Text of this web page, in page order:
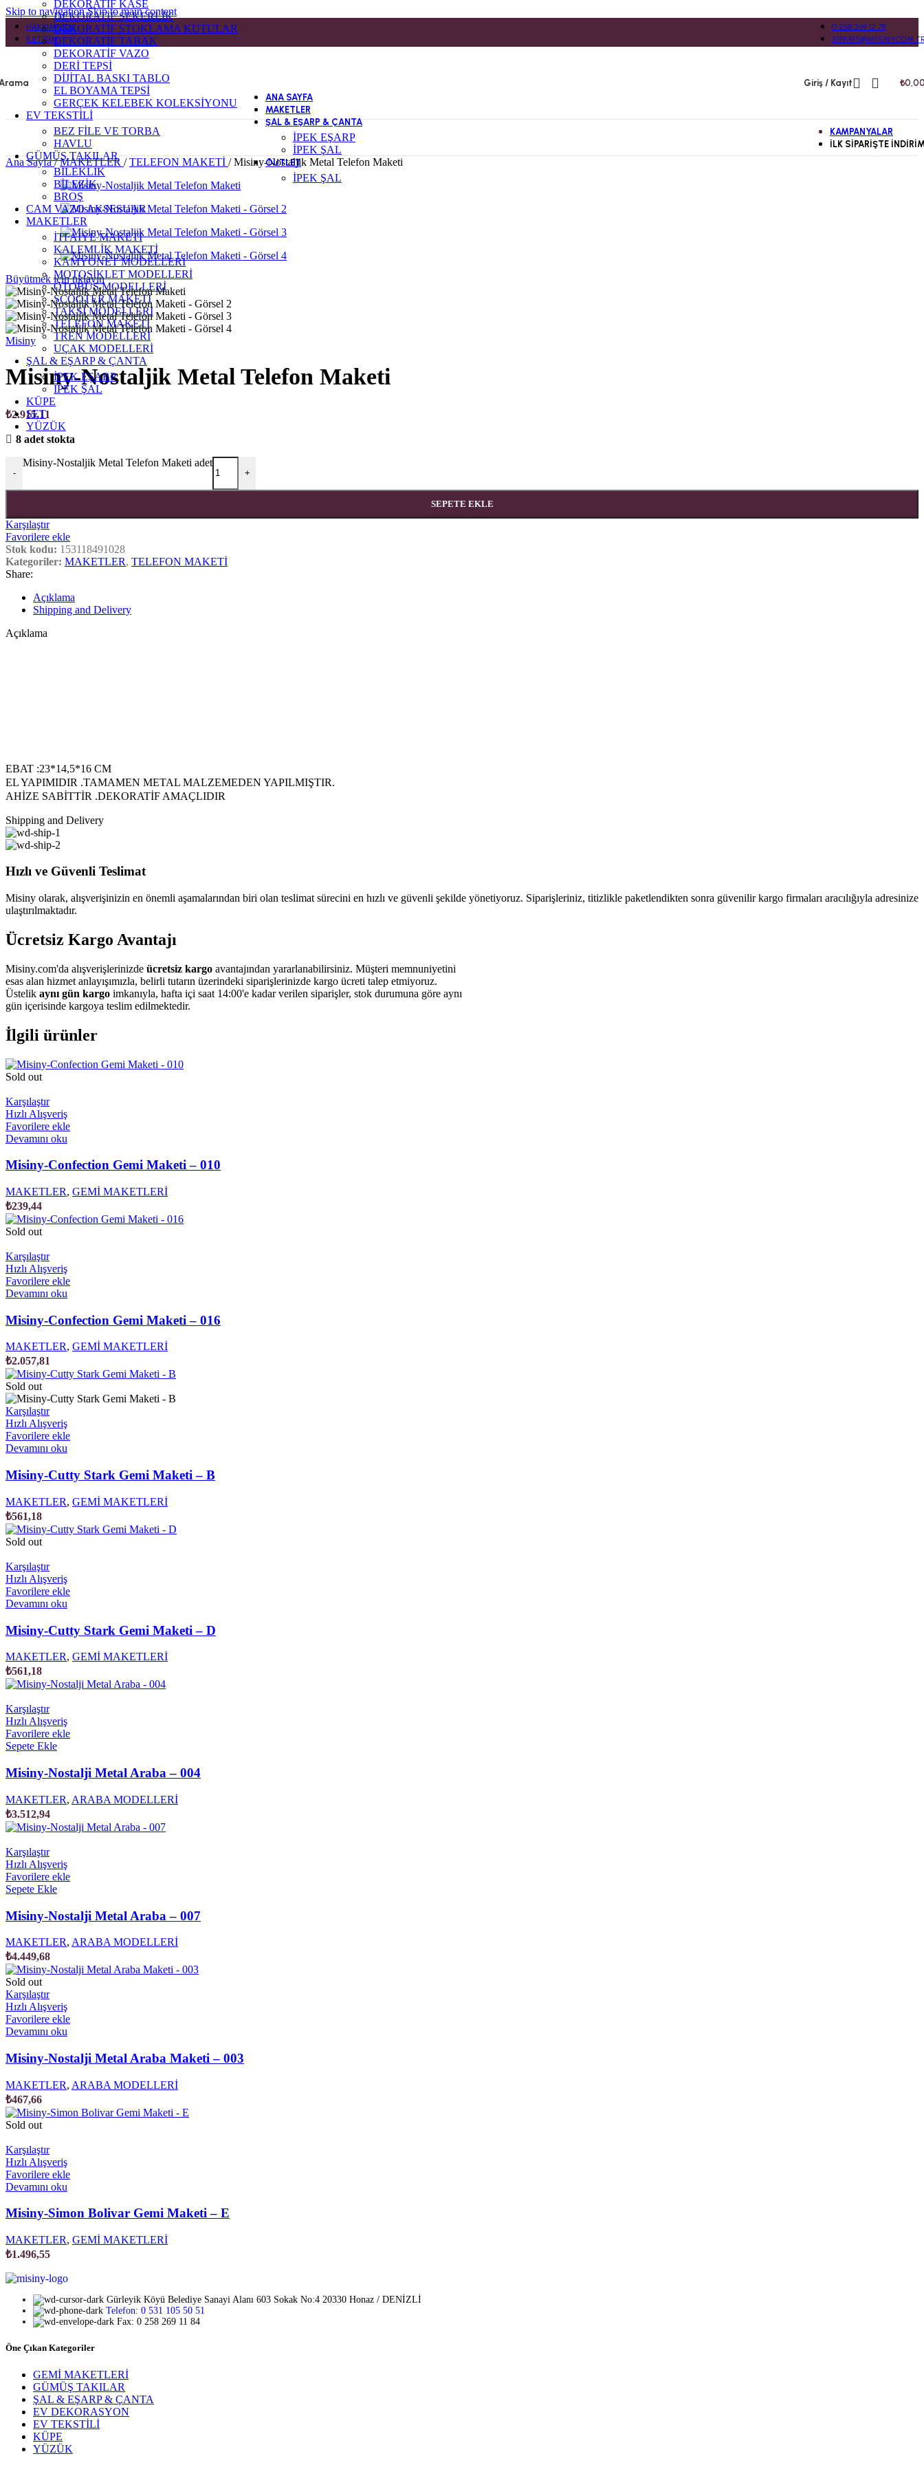
Skip to navigationSkip to main content
HAKKIMIZDA
İLETIŞIM
0 258 269 12 78
Giriş / Kayıt ₺
DEKORATİF KASE
DEKORATİF ŞEKERLİK
DEKORATİF STOKLAMA KUTULAR
DEKORATİF TABAK
DEKORATİF VAZO
DERİ TEPSİ
DİJİTAL BASKI TABLO
EL BOYAMA TEPSİ
GERÇEK KELEBEK KOLEKSİYONU
EV TEKSTİLİ
BEZ FİLE VE TORBA
HAVLU
GÜMÜŞ TAKILAR
BİLEKLİK
BİLEZİK
BROŞ
CAM VAZO AKSESUAR
MAKETLER
İTFAİYE MAKETİ
KALEMLİK MAKETİ
KAMYONET MODELLERİ
MOTOSİKLET MODELLERİ
OTOBÜS MODELLERİ
SCOOTER MAKETİ
TAKSİ MODELLERİ
TELEFON MAKETİ
TREN MODELLERİ
UÇAK MODELLERİ
ŞAL & EŞARP & ÇANTA
İPEK EŞARP
İPEK ŞAL
KÜPE
SET
YÜZÜK
ANA SAYFA
MAKETLER
ŞAL & EŞARP & ÇANTA
İPEK EŞARP
İPEK ŞAL
OUTLET
İPEK ŞAL
KAMPANYALAR
İLK SIPARIŞTE
Ana Sayfa/ MAKETLER / TELEFON MAKETİ / Misiny-Nostaljik Metal Telefon Maketi
Büyütmek için tıklayın
Misiny
Misiny-Nostaljik Metal Telefon Maketi
₺2.915,11
8 adet stokta
-
Misiny-Nostaljik Metal Telefon Maketi adet
+
SEPETE EKLE
Karşılaştır
Favorilere ekle
Stok kodu: 153118491028
Kategoriler: MAKETLER, TELEFON MAKETİ
Share:
Açıklama
Shipping and Delivery
Açıklama
EBAT :23*14,5*16 CM
EL YAPIMIDIR .TAMAMEN METAL MALZEMEDEN YAPILMIŞTIR.
AHİZE SABİTTİR .DEKORATİF AMAÇLIDIR
Shipping and Delivery
Hızlı ve Güvenli Teslimat
Misiny olarak, alışverişinizin en önemli aşamalarından biri olan teslimat sürecini en hızlı ve güvenli şekilde yönetiyoruz. Siparişleriniz, titizlikle paketlendikten sonra güvenilir kargo firmaları aracılığıyla adresinize
ulaştırılmaktadır.
Ücretsiz Kargo Avantajı
Misiny.com'da alışverişlerinizde ücretsiz kargo avantajından yararlanabilirsiniz. Müşteri memnuniyetini
esas alan hizmet anlayışımızla, belirli tutarın üzerindeki siparişlerinizde kargo ücreti talep etmiyoruz.
Üstelik aynı gün kargo imkanıyla, hafta içi saat 14:00'e kadar verilen siparişler, stok durumuna göre aynı
gün içerisinde kargoya teslim edilmektedir.
İlgili ürünler
Sold out
Karşılaştır
Hızlı Alışveriş
Favorilere ekle
Devamını oku
Misiny-Confection Gemi Maketi – 010
MAKETLER, GEMİ MAKETLERİ
₺239,44
Sold out
Karşılaştır
Hızlı Alışveriş
Favorilere ekle
Devamını oku
Misiny-Confection Gemi Maketi – 016
MAKETLER, GEMİ MAKETLERİ
₺2.057,81
Sold out
Karşılaştır
Hızlı Alışveriş
Favorilere ekle
Devamını oku
Misiny-Cutty Stark Gemi Maketi – B
MAKETLER, GEMİ MAKETLERİ
₺561,18
Sold out
Karşılaştır
Hızlı Alışveriş
Favorilere ekle
Devamını oku
Misiny-Cutty Stark Gemi Maketi – D
MAKETLER, GEMİ MAKETLERİ
₺561,18
Karşılaştır
Hızlı Alışveriş
Favorilere ekle
Sepete Ekle
Misiny-Nostalji Metal Araba – 004
MAKETLER, ARABA MODELLERİ
₺3.512,94
Karşılaştır
Hızlı Alışveriş
Favorilere ekle
Sepete Ekle
Misiny-Nostalji Metal Araba – 007
MAKETLER, ARABA MODELLERİ
₺4.449,68
Sold out
Karşılaştır
Hızlı Alışveriş
Favorilere ekle
Devamını oku
Misiny-Nostalji Metal Araba Maketi – 003
MAKETLER, ARABA MODELLERİ
₺467,66
Sold out
Karşılaştır
Hızlı Alışveriş
Favorilere ekle
Devamını oku
Misiny-Simon Bolivar Gemi Maketi – E
MAKETLER, GEMİ MAKETLERİ
₺1.496,55
Gürleyik Köyü Belediye Sanayi Alanı 603 Sokak No:4 20330 Honaz / DENİZLİ
Telefon: 0 531 105 50 51
Fax: 0 258 269 11 84
Öne Çıkan Kategoriler
GEMİ MAKETLERİ
GÜMÜŞ TAKILAR
ŞAL & EŞARP & ÇANTA
EV DEKORASYON
EV TEKSTİLİ
KÜPE
YÜZÜK